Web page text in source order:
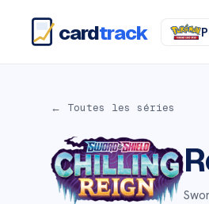
cardtrack
← Toutes les séries